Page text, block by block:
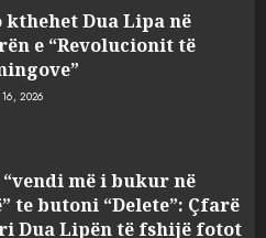
kthehet Dua Lipa në
e “Revolucionit të
16, 2026
“vendi më i bukur në
te butoni “Delete”: Çfarë
Dua Lipën të fshijë fotot
nisin aksionin
propozimit të
alarmante, KESH blen
milionë euro energji për